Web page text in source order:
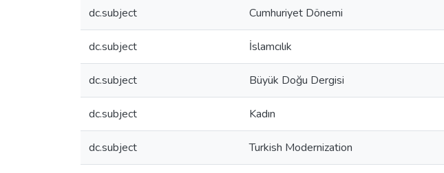
dc.subject Cumhuriyet Dönemi
dc.subject İslamcılık
dc.subject Büyük Doğu Dergisi
dc.subject Kadın
dc.subject Turkish Modernization